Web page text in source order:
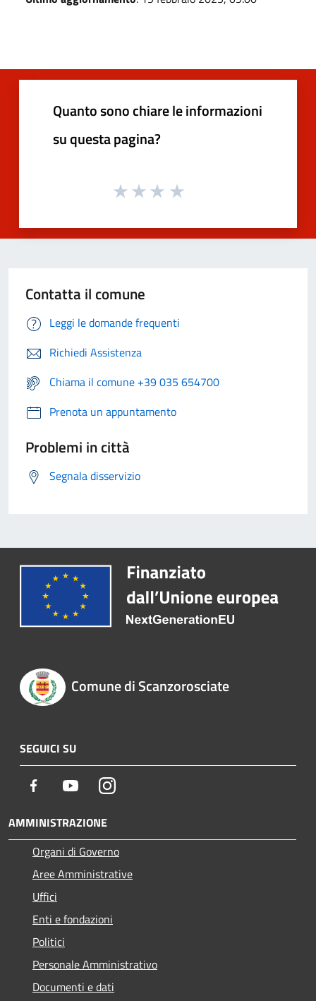
Quanto sono chiare le informazioni
su questa pagina?
Contatta il comune
Leggi le domande frequenti
Richiedi Assistenza
Chiama il comune +39 035 654700
Prenota un appuntamento
Problemi in città
Segnala disservizio
Comune di Scanzorosciate
SEGUICI SU
Facebook YoutubeInstagram
AMMINISTRAZIONE
Organi di Governo
Aree Amministrative
Uffici
Enti e fondazioni
Politici
Personale Amministrativo
Documenti e dati